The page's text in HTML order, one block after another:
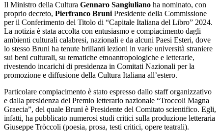
Il Ministro della Cultura Gennaro Sangiuliano ha nominato, con
proprio decreto, Pierfranco BruniPresidente della Commissione
per il Conferimento del Titolo di “Capitale Italiana del Libro” 2024.
La notizia è stata accolta con entusiasmo e compiacimento dagli
ambienti culturali calabresi, nazionali e da alcuni Paesi Esteri, dove
lo stesso Bruni ha tenute brillanti lezioni in varie università straniere
sui beni culturali, su tematiche etnoantropologiche e letterarie,
rivestendo incarichi di presidenza in Comitati Nazionali per la
promozione e diffusione della Cultura Italiana all’estero.
Particolare compiacimento è stato espresso dallo staff organizzativo
e dalla presidenza del Premio letterario nazionale “Troccoli Magna
Graecia”, del quale Bruni è Presidente del Comitato scientifico. Egli,
infatti, ha pubblicato numerosi studi critici sulla produzione letteraria
Giuseppe Tròccoli (poesia, prosa, testi critici, opere teatrali).